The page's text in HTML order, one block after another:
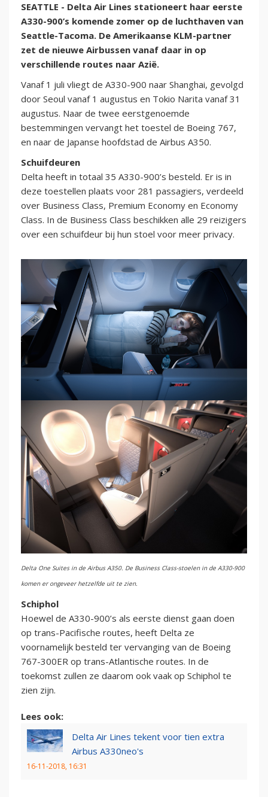
SEATTLE - Delta Air Lines stationeert haar eerste
A330-900’s komende zomer op de luchthaven van
Seattle-Tacoma. De Amerikaanse KLM-partner
zet de nieuwe Airbussen vanaf daar in op
verschillende routes naar Azië.
Vanaf 1 juli vliegt de A330-900 naar Shanghai, gevolgd
door Seoul vanaf 1 augustus en Tokio Narita vanaf 31
augustus. Naar de twee eerstgenoemde
bestemmingen vervangt het toestel de Boeing 767,
en naar de Japanse hoofdstad de Airbus A350.
Schuifdeuren
Delta heeft in totaal 35 A330-900’s besteld. Er is in
deze toestellen plaats voor 281 passagiers, verdeeld
over Business Class, Premium Economy en Economy
Class. In de Business Class beschikken alle 29 reizigers
over een schuifdeur bij hun stoel voor meer privacy.
Delta One Suites in de Airbus A350. De Business Class-stoelen in de A330-900
komen er ongeveer hetzelfde uit te zien.
Schiphol
Hoewel de A330-900’s als eerste dienst gaan doen
op trans-Pacifische routes, heeft Delta ze
voornamelijk besteld ter vervanging van de Boeing
767-300ER op trans-Atlantische routes. In de
toekomst zullen ze daarom ook vaak op Schiphol te
zien zijn.
Lees ook:
Delta Air Lines tekent voor tien extra
Airbus A330neo's
16-11-2018, 16:31